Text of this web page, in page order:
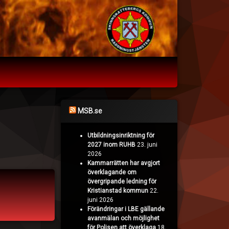
MSB.se
Utbildningsinriktning för
2027 inom RUHB 23. juni
2026
Kammarrätten har avgjort
överklagande om
övergripande ledning för
Kristianstad kommun 22.
juni 2026
Förändringar i LBE gällande
avanmälan och möjlighet
för Polisen att överklaga 18.